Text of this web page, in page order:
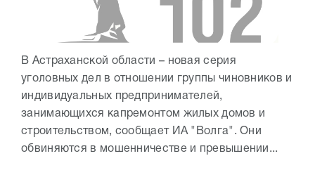
В Астраханской области – новая серия
уголовных дел в отношении группы чиновников и
индивидуальных предпринимателей,
занимающихся капремонтом жилых домов и
строительством, сообщает ИА "Волга". Они
обвиняются в мошенничестве и превышении...